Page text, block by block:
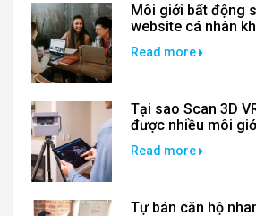
Môi giới bất động
website cá nhân
Read more
Tại sao Scan 3D
được nhiều môi
Read more
Tự bán căn hộ